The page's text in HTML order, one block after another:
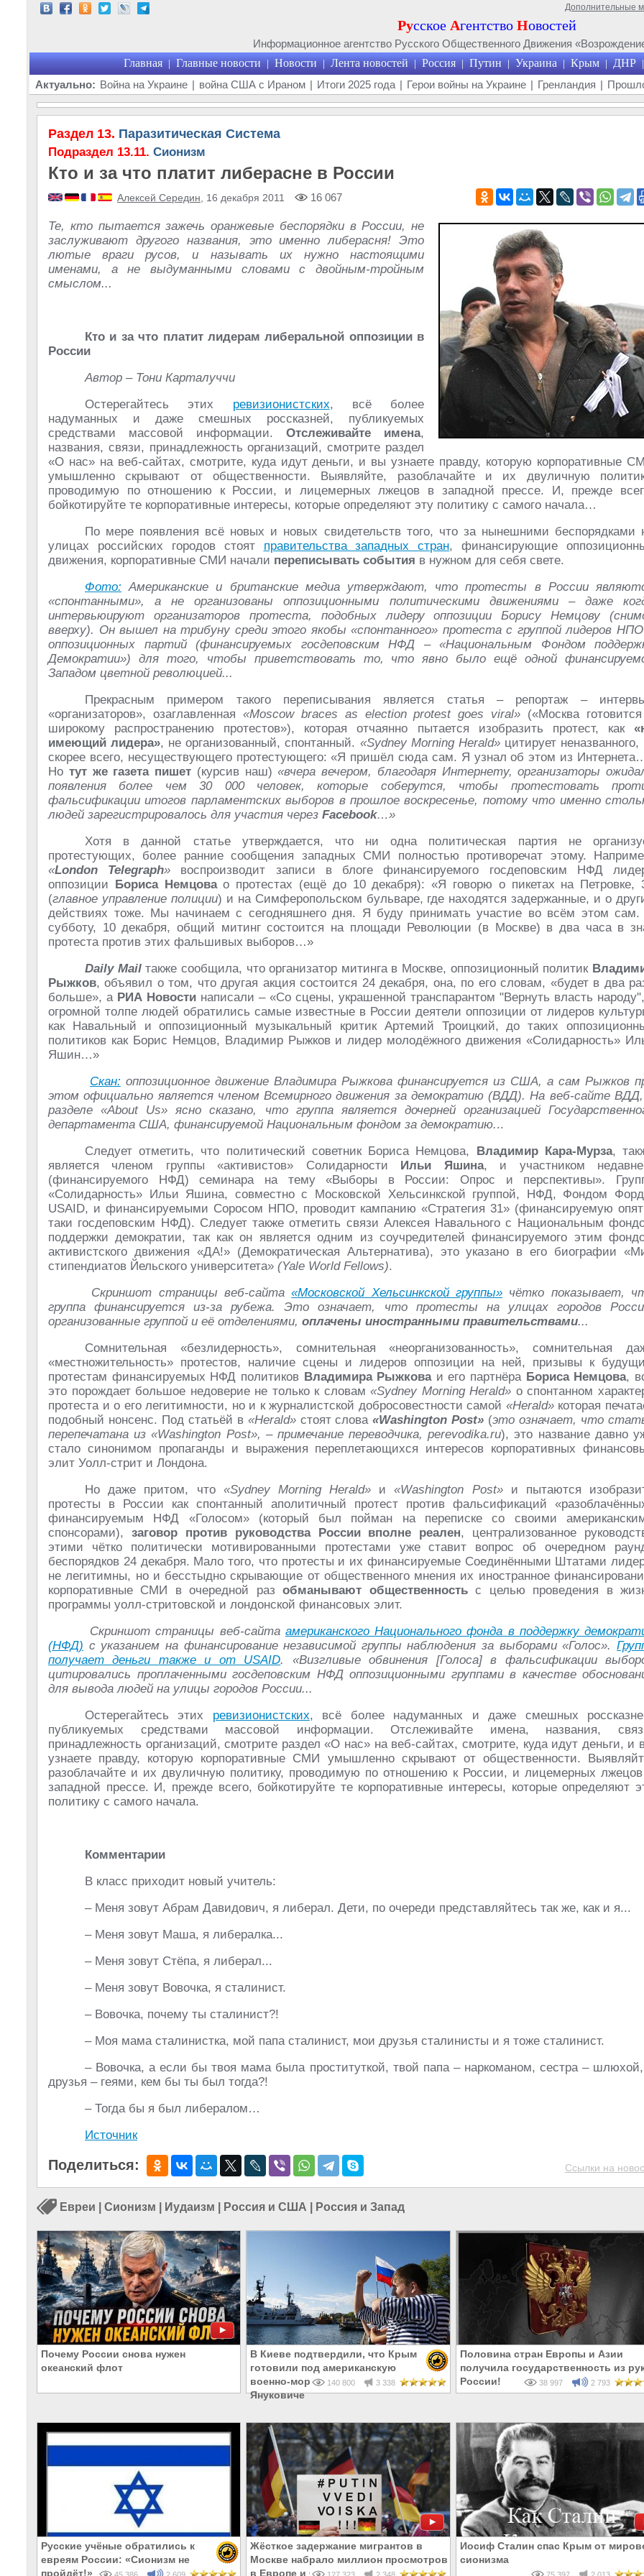
Дополнительные
Русское Агентство Новостей
Информационное агентство Русского Общественного Движения
Главная | Главные новости | Новости | Лента новостей | Россия | Путин | Украина | Крым | ДНР |
Актуально: Война на Украине | война США с Ираном | Итоги 2025 года | Герои войны на Украине | Гренландия |
Раздел 13. Паразитическая Система
Подраздел 13.11. Сионизм
Кто и за что платит либерасне в России
Алексей Середин , 16 декабря 2011 16 067
Те, кто пытается зажечь оранжевые беспорядки в России, не
заслуживают другого названия, это именно либерасня! Это
лютые враги русов, и называть их нужно настоящими
именами, а не выдуманными словами с двойным-тройным
смыслом...
Кто и за что платит лидерам либеральной оппозиции в
России
Автор – Тони Карталуччи
Остерегайтесь этих ревизионистских, всё более
надуманных и даже смешных россказней, публикуемых
средствами массовой информации. Отслеживайте имена,
названия, связи, принадлежность организаций, смотрите раздел
«О нас» на веб-сайтах, смотрите, куда идут деньги, и вы узнаете правду, которую корпоративные
умышленно скрывают от общественности. Выявляйте, разоблачайте и их двуличную
проводимую по отношению к России, и лицемерных лжецов в западной прессе. И, прежде
бойкотируйте те корпоративные интересы, которые определяют эту политику с самого начала…
По мере появления всё новых и новых свидетельств того, что за нынешними беспорядками
улицах российских городов стоят правительства западных стран, финансирующие
движения, корпоративные СМИ начали переписывать события в нужном для себя свете.
Фото: Американские и британские медиа утверждают, что протесты в России
«спонтанными», а не организованы оппозиционными политическими движениями – даже
интервьюируют организаторов протеста, подобных лидеру оппозиции Борису Немцову
вверху). Он вышел на трибуну среди этого якобы «спонтанного» протеста с группой лидеров
оппозиционных партий (финансируемых госдеповским НФД – «Национальным Фондом
Демократии») для того, чтобы приветствовать то, что явно было ещё одной
Западом цветной революцией...
Прекрасным примером такого переписывания является статья – репортаж –
«организаторов», озаглавленная «Moscow braces as election protest goes viral» («Москва
широкому распространению протестов»), которая отчаянно пытается изобразить протест, как
имеющий лидера», не организованный, спонтанный. «Sydney Morning Herald»цитирует неназванного,
скорее всего, несуществующего протестующего: «Я пришёл сюда сам. Я узнал об этом из
Но тут же газета пишет (курсив наш)«вчера вечером, благодаря Интернету, организаторы
появления более чем 30 000 человек, которые соберутся, чтобы протестовать
фальсификации итогов парламентских выборов в прошлое воскресенье, потому что именно
людей зарегистрировалось для участия через Facebook…»
Хотя в данной статье утверждается, что ни одна политическая партия не
протестующих, более ранние сообщения западных СМИ полностью противоречат этому.
«London Telegraph» воспроизводит записи в блоге финансируемого госдеповским НФД
оппозиции Бориса Немцовао протестах (ещё до 10 декабря): «Я говорю о пикетах на Петровке,
(главное управление полиции) и на Симферопольском бульваре, где находятся задержанные, и о
действиях тоже. Мы начинаем с сегодняшнего дня. Я буду принимать участие во всём этом
субботу, 10 декабря, общий митинг состоится на площади Революции (в Москве) в два часа в
протеста против этих фальшивых выборов…»
Daily Mailтакже сообщила, что организатор митинга в Москве, оппозиционный политик
Рыжков, объявил о том, что другая акция cостоится 24 декабря, она, по его словам, «будет в два
больше», а РИА Новости написали – «Со сцены, украшенной транспарантом "Вернуть власть
огромной толпе людей обратились самые известные в России деятели оппозиции от лидеров
как Навальный и оппозиционный музыкальный критик Артемий Троицкий, до таких
политиков как Борис Немцов, Владимир Рыжков и лидер молодёжного движения «Солидарность»
Яшин…»
Скан: оппозиционное движение Владимира Рыжкова финансируется из США, а сам Рыжков
этом официально является членом Всемирного движения за демократию (ВДД). На веб-сайте
разделе «About Us» ясно сказано, что группа является дочерней организацией
департамента США, финансируемой Национальным фондом за демократию...
Следует отметить, что политический советник Бориса Немцова, Владимир Кара-Мурза,
является членом группы «активистов» Солидарности Ильи Яшина, и участником
(финансируемого НФД) семинара на тему «Выборы в России: Опрос и перспективы».
«Солидарность» Ильи Яшина, совместно с Московской Хельсинкской группой, НФД, Фондом
USAID, и финансируемыми Соросом НПО, проводит кампанию «Стратегия 31» (финансируемую
таки госдеповским НФД). Следует также отметить связи Алексея Навального с Национальным
поддержки демократии, так как он является одним из соучредителей финансируемого этим
активистского движения «ДА!» (Демократическая Альтернатива), это указано в его биографии
стипендиатов Йельского университета» (Yale World Fellows).
Скриншот страницы веб-сайта«Московской Хельсинкской группы» чётко показывает,
группа финансируется из-за рубежа. Это означает, что протесты на улицах городов
организованные группой и её отделениями, оплачены иностранными правительствами...
Сомнительная «безлидерность», сомнительная «неорганизованность», сомнительная
«местножительность» протестов, наличие сцены и лидеров оппозиции на ней, призывы к
протестам финансируемых НФД политиков Владимира Рыжковаи его партнёра Бориса Немцова,
это порождает большое недоверие не только к словам«Sydney Morning Herald» о спонтанном
протеста и о его легитимности, но и к журналистской добросовестности самой «Herald»которая
подобный нонсенс. Под статьёй в «Herald»стоят слова«Washington Post» (это означает, что
перепечатана из «Washington Post», – примечание переводчика, perevodika.ru), это название давно
стало синонимом пропаганды и выражения переплетающихся интересов корпоративных
элит Уолл-стрит и Лондона.
Но даже притом, что «Sydney Morning Herald» и«Washington Post»и пытаются
протесты в России как спонтанный аполитичный протест против фальсификаций
финансируемым НФД «Голосом» (который был пойман на переписке со своими
спонсорами), заговор против руководства России вполне реален, централизованное
этими чётко политически мотивированными протестами уже ставит вопрос об очередном
беспорядков 24 декабря. Мало того, что протесты и их финансируемые Соединёнными Штатами
не легитимны, но и бесстыдно скрывающие от общественного мнения их иностранное
корпоративные СМИ в очередной разобманывают общественностьс целью проведения в
программы уолл-стритовской и лондонской финансовых элит.
Скриншот страницы веб-сайта американского Национального фонда в поддержку
(НФД) с указанием на финансирование независимой группы наблюдения за выборами «Голос».
получает деньги также и от USAID. «Визгливые обвинения [Голоса] в фальсификации
цитировались проплаченными госдеповским НФД оппозиционными группами в качестве
для вывода людей на улицы городов России...
Остерегайтесь этих ревизионистских, всё более надуманных и даже смешных
публикуемых средствами массовой информации. Отслеживайте имена, названия,
принадлежность организаций, смотрите раздел «О нас» на веб-сайтах, смотрите, куда идут деньги, и
узнаете правду, которую корпоративные СМИ умышленно скрывают от общественности.
разоблачайте и их двуличную политику, проводимую по отношению к России, и лицемерных
западной прессе. И, прежде всего, бойкотируйте те корпоративные интересы, которые определяют
политику с самого начала.
Комментарии
В класс приходит новый учитель:
– Меня зовут Абрам Давидович, я либерал. Дети, по очереди представляйтесь так же, как и я...
– Меня зовут Маша, я либералка...
– Меня зовут Стёпа, я либерал...
– Меня зовут Вовочка, я сталинист.
– Вовочка, почему ты сталинист?!
– Моя мама сталинистка, мой папа сталинист, мои друзья сталинисты и я тоже сталинист.
– Вовочка, а если бы твоя мама была проституткой, твой папа – наркоманом, сестра –
друзья – геями, кем бы ты был тогда?!
– Тогда бы я был либералом…
Источник
Поделиться: Ссылки на
Евреи Сионизм Иудаизм Россия и США Россия и Запад
Почему России снова нужен
океанский флот
В Киеве подтвердили, что Крым
готовили под американскую
военно-морскую базу еще при
Януковиче
140 800 3 338
Половина стран Европы и Азии
получила государственность из
России!
38 997 2 793
Русские учёные обратились к
евреям России: «Сионизм не
пройдёт!»
Жёсткое задержание мигрантов в
Москве набрало миллион просмотров
в Европе и США
Иосиф Сталин спас Крым от
сионизма